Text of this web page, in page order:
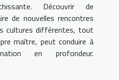
Découvrir de
de nouvelles rencontres
cultures différentes, tout
maître, peut conduire à
en profondeur.